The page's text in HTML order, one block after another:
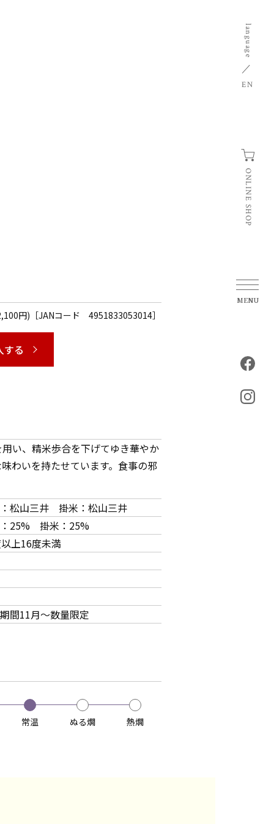
language
EN
ONLINE SHOP
円)［JANコード 4951833053014］
する
い、精米歩合を下げてゆき華やか
わいを持たせています。食事の邪
松山三井 掛米：松山三井
25% 掛米：25%
上16度未満
間11月～数量限定
常温 ぬる燗 熱燗